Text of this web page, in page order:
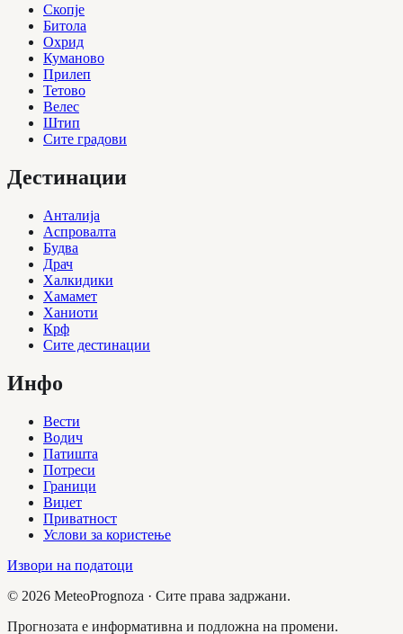
Скопје
Битола
Охрид
Куманово
Прилеп
Тетово
Велес
Штип
Сите градови
Дестинации
Анталија
Аспровалта
Будва
Драч
Халкидики
Хамамет
Ханиоти
Крф
Сите дестинации
Инфо
Вести
Водич
Патишта
Потреси
Граници
Виџет
Приватност
Услови за користење
Извори на податоци
© 2026 MeteoPrognoza · Сите права задржани.
Прогнозата е информативна и подложна на промени.